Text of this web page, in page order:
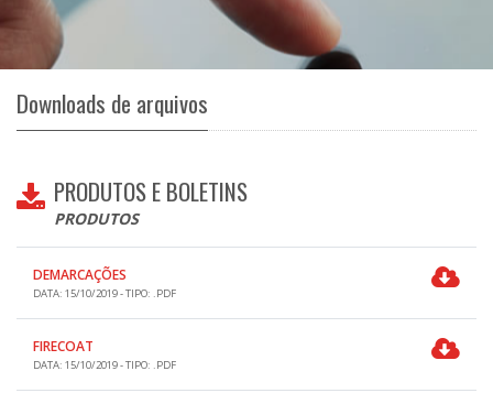
Downloads de arquivos
PRODUTOS E BOLETINS
PRODUTOS
DEMARCAÇÕES
DATA: 15/10/2019 - TIPO: .PDF
FIRECOAT
DATA: 15/10/2019 - TIPO: .PDF